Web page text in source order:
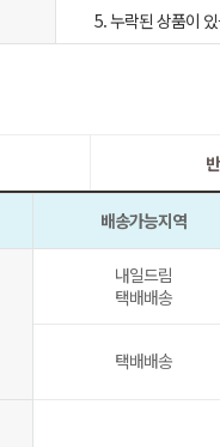
5. 누락된 상품이
배송가능지역
내일드림
택배배송
택배배송